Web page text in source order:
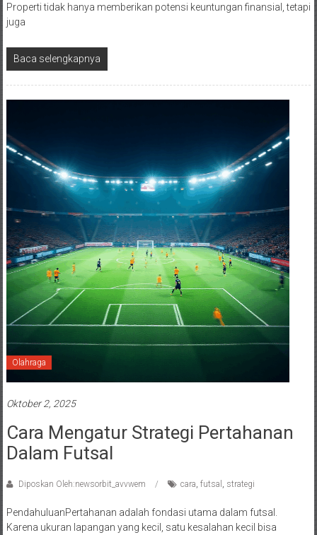
Properti tidak hanya memberikan potensi keuntungan finansial, tetapi
juga
Baca selengkapnya
Olahraga
Oktober 2, 2025
Cara Mengatur Strategi Pertahanan
Dalam Futsal
Diposkan Oleh:newsorbit_avvwem cara futsal strategi
PendahuluanPertahanan adalah fondasi utama dalam futsal.
Karena ukuran lapangan yang kecil, satu kesalahan kecil bisa